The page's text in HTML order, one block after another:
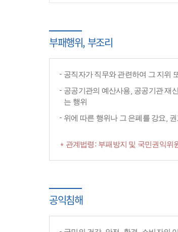
부패행위, 부조리
공직자가 직무와 관련하여 그 지위
공공기관의 예산사용, 공공기관 재
는 행위
위에 따른 행위나 그 은폐를 강요,
* 관계법령: 부패방지 및 국민권익위
공익침해